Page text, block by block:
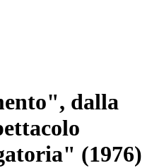
dalla
(1976)